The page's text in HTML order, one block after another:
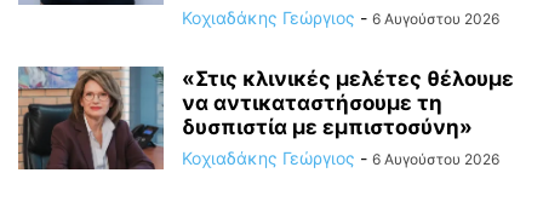
Κοχιαδάκης Γεώργιος - 6 Αυγούστου 2026
«Στις κλινικές μελέτες θέλουμε
να αντικαταστήσουμε τη
δυσπιστία με εμπιστοσύνη»
Κοχιαδάκης Γεώργιος - 6 Αυγούστου 2026